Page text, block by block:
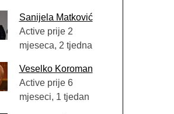
Sanijela Matković
Active prije 2
mjeseca, 2 tjedna
Veselko Koroman
Active prije 6
mjeseci, 1 tjedan